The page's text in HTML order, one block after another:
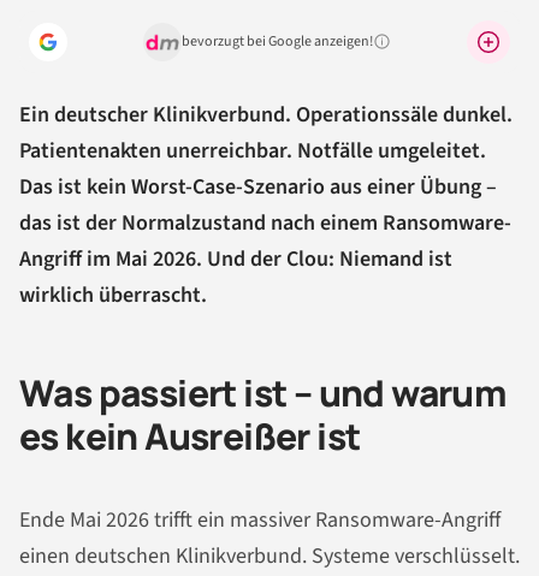
bevorzugt bei Google anzeigen!Warum lohnt sich das?
Ein deutscher Klinikverbund. Operationssäle dunkel.
Patientenakten unerreichbar. Notfälle umgeleitet.
Das ist kein Worst-Case-Szenario aus einer Übung –
das ist der Normalzustand nach einem Ransomware-
Angriff im Mai 2026. Und der Clou: Niemand ist
wirklich überrascht.
Was passiert ist – und warum
es kein Ausreißer ist
Ende Mai 2026 trifft ein massiver Ransomware-Angriff
einen deutschen Klinikverbund. Systeme verschlüsselt.